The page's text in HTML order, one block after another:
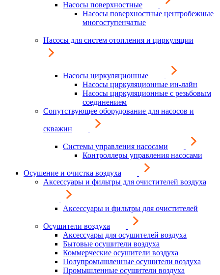
Насосы поверхностные
Насосы поверхностные центробежные
многоступенчатые
Насосы для систем отопления и циркуляции
Насосы циркуляционные
Насосы циркуляционные ин-лайн
Насосы циркуляционные с резьбовым
соединением
Сопутствующее оборудование для насосов и
скважин
Системы управления насосами
Контроллеры управления насосами
Осушение и очистка воздуха
Аксессуары и фильтры для очистителей воздуха
Аксессуары и фильтры для очистителей
Осушители воздуха
Аксессуары для осушителей воздуха
Бытовые осушители воздуха
Коммерческие осушители воздуха
Полупромышленные осушители воздуха
Промышленные осушители воздуха